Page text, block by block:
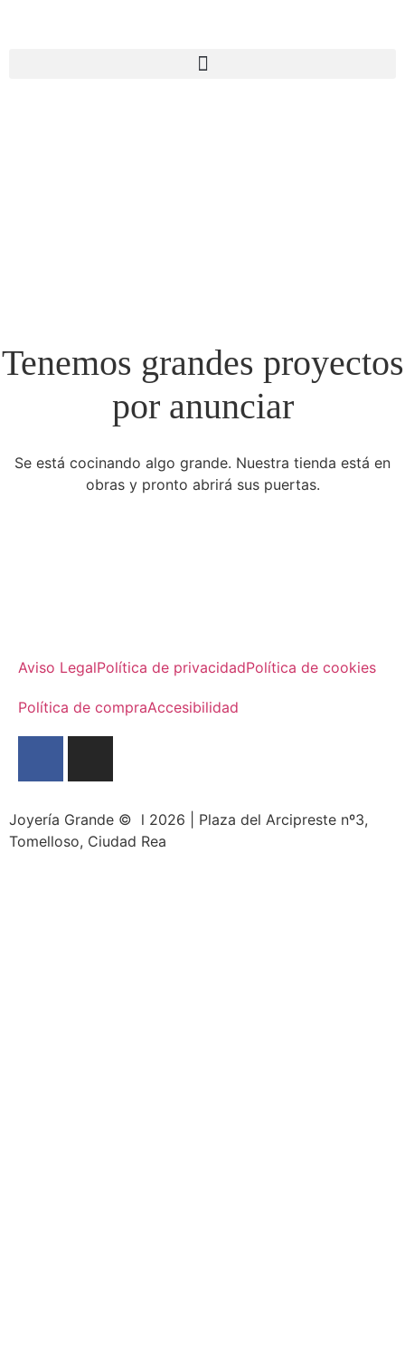
Tenemos grandes proyectos
por anunciar
Se está cocinando algo grande. Nuestra tienda está en
obras y pronto abrirá sus puertas.
Aviso LegalPolítica de privacidadPolítica de cookies
Política de compraAccesibilidad
Joyería Grande © l 2026 | Plaza del Arcipreste nº3,
Tomelloso, Ciudad Rea